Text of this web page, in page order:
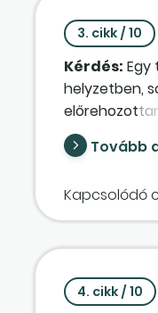
3. cikk / 10
Kérdés: Egy
helyzetben,
ben
véve, a
raktározási
közvetlenül
szállításokat
Tovább
Kapcsolódó
4. cikk / 10